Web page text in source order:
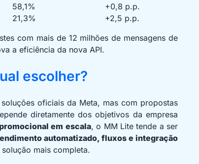
58,1%
+0,8 p.p.
21,3%
+2,5 p.p.
com mais de 12 milhões de mensagens de
a eficiência da nova API.
escolher?
soluções oficiais da Meta, mas com propostas
diretamente dos objetivos da empresa
em escala, o MM Lite tende a ser
automatizado, fluxos e integração
mais completa.